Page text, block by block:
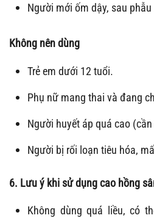
Người mới ốm dậy, sau
Không nên dùng
Trẻ em dưới 12 tuổi.
Phụ nữ mang thai và đang
Người huyết áp quá cao
Người bị rối loạn tiêu hóa,
6. Lưu ý khi sử dụng cao hồng
Không dùng quá liều, có